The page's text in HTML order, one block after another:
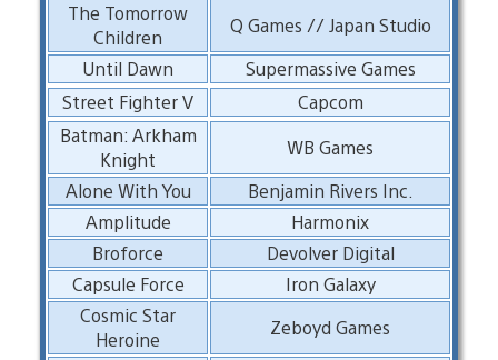
The Tomorrow
Children
Q Games // Japan Studio
Until Dawn
Supermassive Games
Street Fighter V
Capcom
Batman: Arkham
Knight
WB Games
Alone With You
Benjamin Rivers Inc.
Amplitude
Harmonix
Broforce
Devolver Digital
Capsule Force
Iron Galaxy
Cosmic Star
Heroine
Zeboyd Games